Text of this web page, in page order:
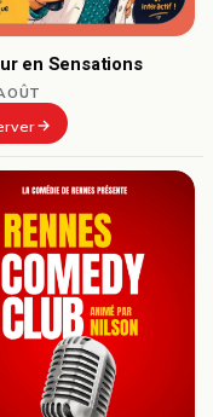
en Sensations